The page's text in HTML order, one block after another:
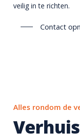
veilig in te richten.
Contact
Alles rondom de